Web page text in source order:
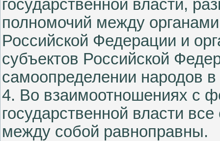
государственной власти,
полномочий между
Российской Федерации и
субъектов Российской
самоопределении народов
4. Во взаимоотношениях с
государственной власти
между собой равноправны.